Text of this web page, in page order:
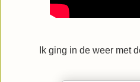
Ik ging in de weer met